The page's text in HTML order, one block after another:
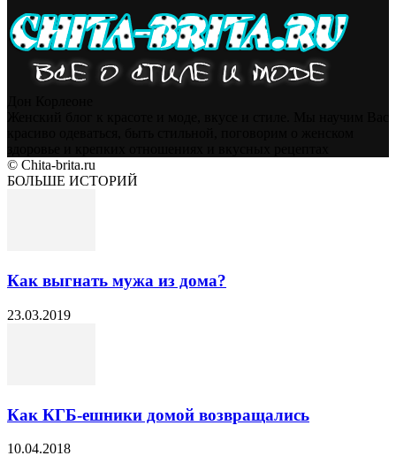
© Chita-brita.ru
БОЛЬШЕ ИСТОРИЙ
Как выгнать мужа из дома?
23.03.2019
Как КГБ-ешники домой возвращались
10.04.2018